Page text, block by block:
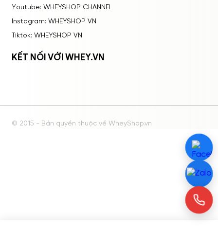
Youtube: WHEYSHOP CHANNEL
Instagram: WHEYSHOP VN
Tiktok: WHEYSHOP VN
KẾT NỐI VỚI WHEY.VN
© 2015 - Bản quyền thuộc về WheyShop.vn